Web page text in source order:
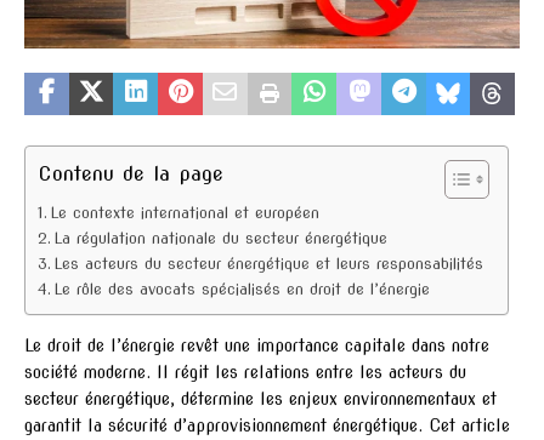
Contenu de la page
Le contexte international et européen
La régulation nationale du secteur énergétique
Les acteurs du secteur énergétique et leurs responsabilités
Le rôle des avocats spécialisés en droit de l’énergie
Le droit de l’énergie revêt une importance capitale dans notre
société moderne. Il régit les relations entre les acteurs du
secteur énergétique, détermine les enjeux environnementaux et
garantit la sécurité d’approvisionnement énergétique. Cet article